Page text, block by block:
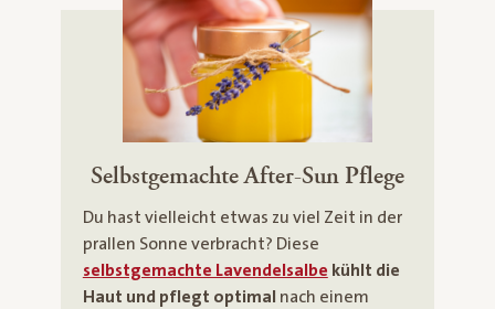
Selbstgemachte After-Sun Pflege
Du hast vielleicht etwas zu viel Zeit in der
prallen Sonne verbracht? Diese
selbstgemachte Lavendelsalbe kühlt die
Haut und pflegt optimal nach einem